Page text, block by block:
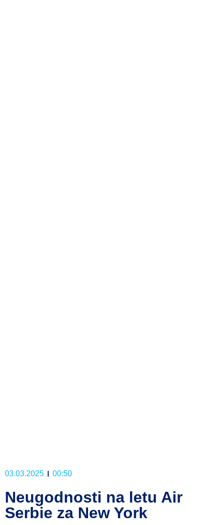
03.03.2025 00:50
Neugodnosti na letu Air
Serbie za New York